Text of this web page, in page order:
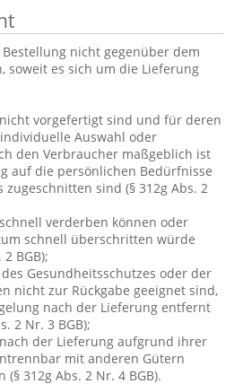
nicht gegenüber dem
soweit es sich um die Lieferung
vorgefertigt sind und für deren
Auswahl oder
den Verbraucher maßgeblich ist
auf die persönlichen Bedürfnisse
zugeschnitten sind (§ 312g Abs. 2
verderben können oder
schnell überschritten würde
BGB);
Gesundheitsschutzes oder der
nicht zur Rückgabe geeignet sind,
nach der Lieferung entfernt
2 Nr. 3 BGB);
der Lieferung aufgrund ihrer
mit anderen Gütern
312g Abs. 2 Nr. 4 BGB).